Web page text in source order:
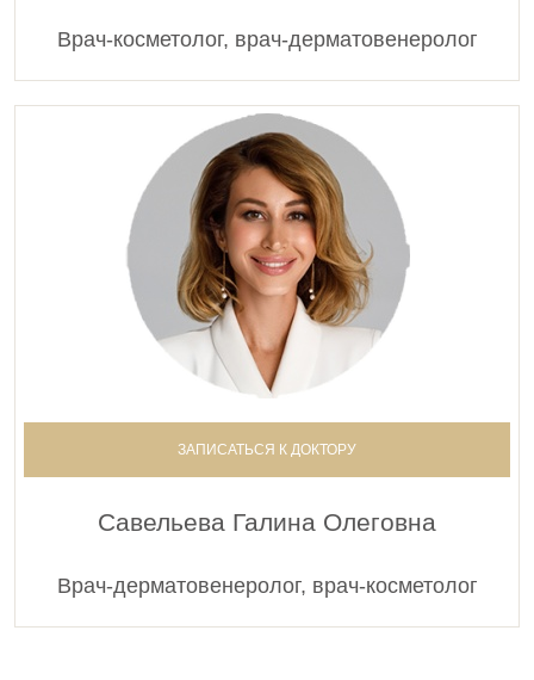
Врач-косметолог, врач-дерматовенеролог
ЗАПИСАТЬСЯ К ДОКТОРУ
Савельева Галина Олеговна
Врач-дерматовенеролог, врач-косметолог